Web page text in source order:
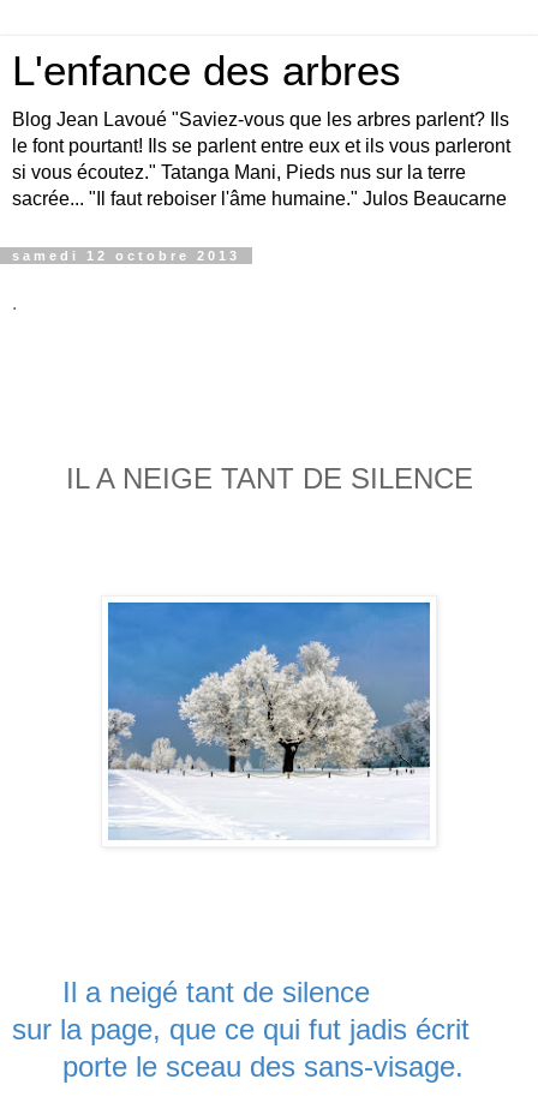
L'enfance des arbres
Blog Jean Lavoué "Saviez-vous que les arbres parlent? Ils
le font pourtant! Ils se parlent entre eux et ils vous parleront
si vous écoutez." Tatanga Mani, Pieds nus sur la terre
sacrée... "Il faut reboiser l'âme humaine." Julos Beaucarne
samedi 12 octobre 2013
.
IL A NEIGE TANT DE SILENCE
Il a neigé tant de silence
sur la page, que ce qui fut jadis écrit
porte le sceau des sans-visage.